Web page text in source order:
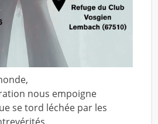
nous empoigne
se tord léchée par les